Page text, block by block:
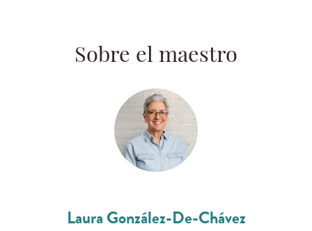
Sobre el maestro
Laura González-De-Chávez